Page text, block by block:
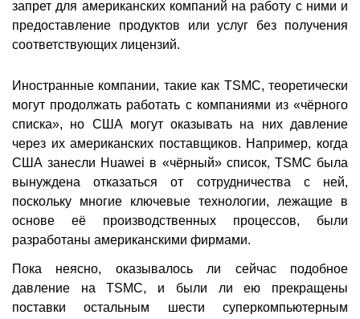
запрет для американских компаний на работу с ними и
предоставление продуктов или услуг без получения
соответствующих лицензий.
Иностранные компании, такие как TSMC, теоретически
могут продолжать работать с компаниями из «чёрного
списка», но США могут оказывать на них давление
через их американских поставщиков. Например, когда
США занесли Huawei в «чёрный» список, TSMC была
вынуждена отказаться от сотрудничества с ней,
поскольку многие ключевые технологии, лежащие в
основе её производственных процессов, были
разработаны американскими фирмами.
Пока неясно, оказывалось ли сейчас подобное
давление на TSMC, и были ли ею прекращены
поставки остальным шести суперкомпьютерным